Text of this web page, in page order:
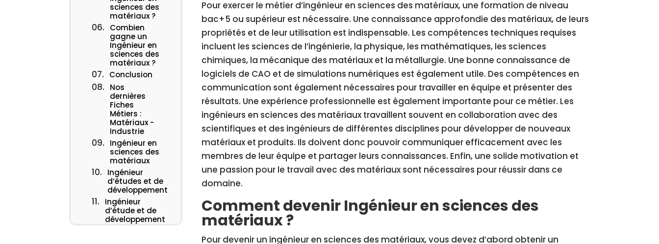
sciences des
matériaux ?
Combien
gagne un
Ingénieur en
sciences des
matériaux ?
Conclusion
Nos
dernières
Fiches
Métiers :
Matériaux -
Industrie
Ingénieur en
sciences des
matériaux
Ingénieur
d’études et de
développement
Ingénieur
d’étude et de
développement
Pour exercer le métier d’ingénieur en sciences des matériaux, une formation de niveau
bac+5 ou supérieur est nécessaire. Une connaissance approfondie des matériaux, de leurs
propriétés et de leur utilisation est indispensable. Les compétences techniques requises
incluent les sciences de l’ingénierie, la physique, les mathématiques, les sciences
chimiques, la mécanique des matériaux et la métallurgie. Une bonne connaissance de
logiciels de CAO et de simulations numériques est également utile. Des compétences en
communication sont également nécessaires pour travailler en équipe et présenter des
résultats. Une expérience professionnelle est également importante pour ce métier. Les
ingénieurs en sciences des matériaux travaillent souvent en collaboration avec des
scientifiques et des ingénieurs de différentes disciplines pour développer de nouveaux
matériaux et produits. Ils doivent donc pouvoir communiquer efficacement avec les
membres de leur équipe et partager leurs connaissances. Enfin, une solide motivation et
une passion pour le travail avec des matériaux sont nécessaires pour réussir dans ce
domaine.
Comment devenir Ingénieur en sciences des
matériaux ?
Pour devenir un ingénieur en sciences des matériaux, vous devez d’abord obtenir un